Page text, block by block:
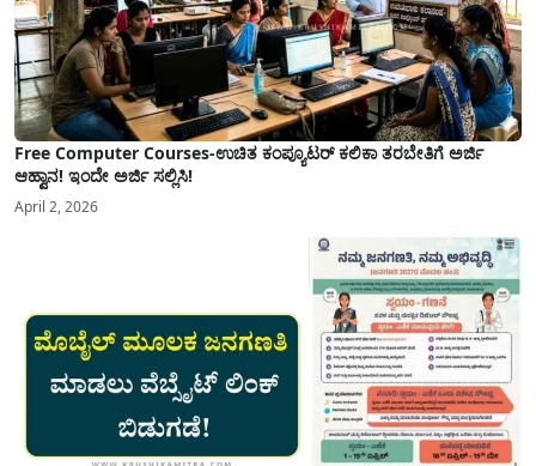
Free Computer Courses-ಉಚಿತ ಕಂಪ್ಯೂಟರ್ ಕಲಿಕಾ ತರಬೇತಿಗೆ ಅರ್ಜಿ
ಆಹ್ವಾನ! ಇಂದೇ ಅರ್ಜಿ ಸಲ್ಲಿಸಿ!
April 2, 2026